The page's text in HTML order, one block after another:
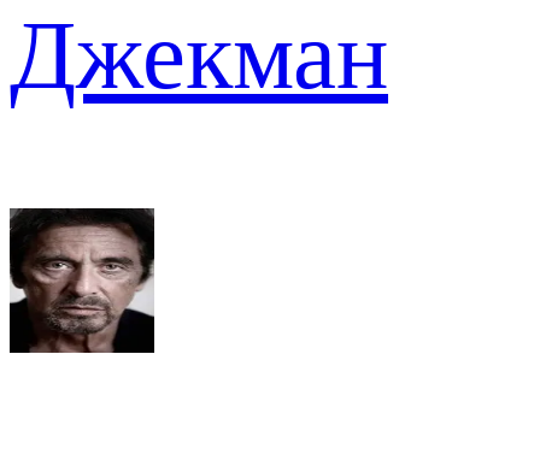
Джекман